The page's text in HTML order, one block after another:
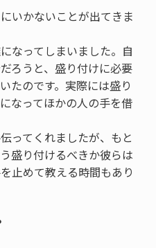
いかないことが出てきま
なってしまいました。自
ろうと、盛り付けに必要
たのです。実際には盛り
なってほかの人の手を借
ってくれましたが、もと
盛り付けるべきか彼らは
止めて教える時間もあり